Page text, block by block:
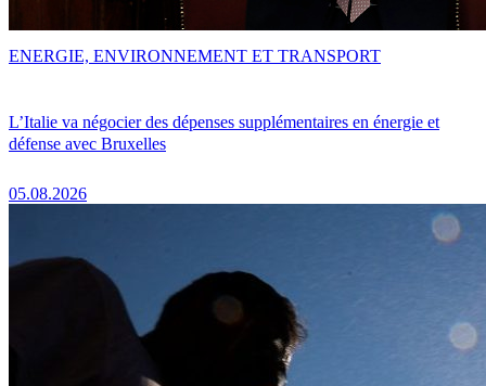
L’Italie va négocier des dépenses supplémentaires en énergie et
défense avec Bruxelles
05.08.2026
ENERGIE, ENVIRONNEMENT ET TRANSPORT